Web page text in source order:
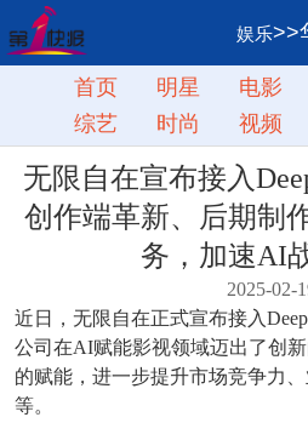
娱乐>>
首页 明星 电影
综艺
时尚 视频
无限自在宣布接入
创作端革新、后期制
务，加速AI
2025-02-
近日，无限自在正式宣布接入
公司在AI赋能影视领域迈出了创
的赋能，进一步提升市场竞争力
等。